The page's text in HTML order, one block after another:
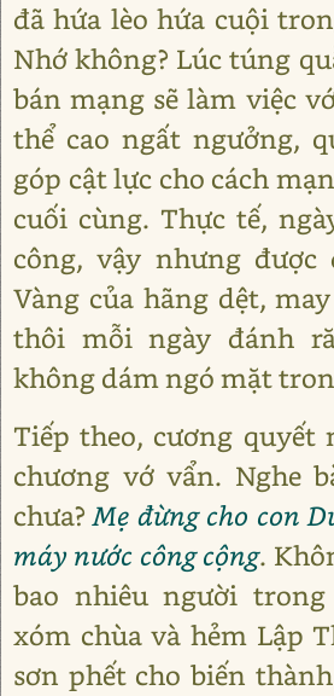
đã hứa lèo hứa cuội
Nhớ không? Lúc túng
bán mạng sẽ làm việc
thể cao ngất ngưởng,
góp cật lực cho cách
cuối cùng. Thực tế,
công, vậy nhưng được
Vàng của hãng dệt,
thôi mỗi ngày đánh
không dám ngó mặt
Tiếp theo, cương quyết
chương vớ vẩn. Nghe
chưa?Mẹ đừng cho con
máy nước công cộng.
bao nhiêu người
xóm chùa và hẻm Lập
sơn phết cho biến